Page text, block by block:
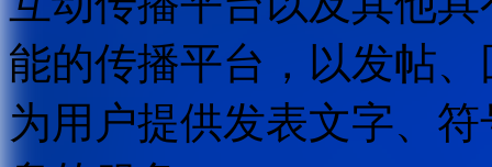
能的传播平台，以发帖
为用户提供发表文字、